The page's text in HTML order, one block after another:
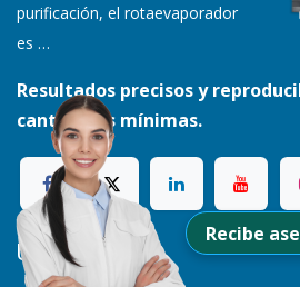
purificación, el rotaevaporador
es …
Resultados precisos y
cantidades mínimas.
Ubicación
Recibe